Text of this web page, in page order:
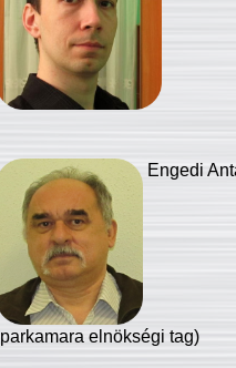
Engedi
Iparkamara elnökségi tag)